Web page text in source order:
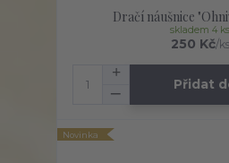
Dračí náušnice
250 Kč/ks
skladem 4 ks
Přidat
Novinka